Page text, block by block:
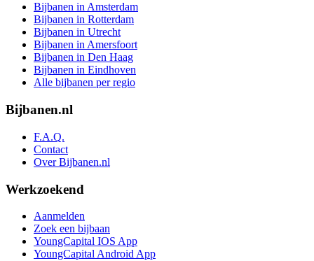
Bijbanen in Amsterdam
Bijbanen in Rotterdam
Bijbanen in Utrecht
Bijbanen in Amersfoort
Bijbanen in Den Haag
Bijbanen in Eindhoven
Alle bijbanen per regio
Bijbanen.nl
F.A.Q.
Contact
Over Bijbanen.nl
Werkzoekend
Aanmelden
Zoek een bijbaan
YoungCapital IOS App
YoungCapital Android App